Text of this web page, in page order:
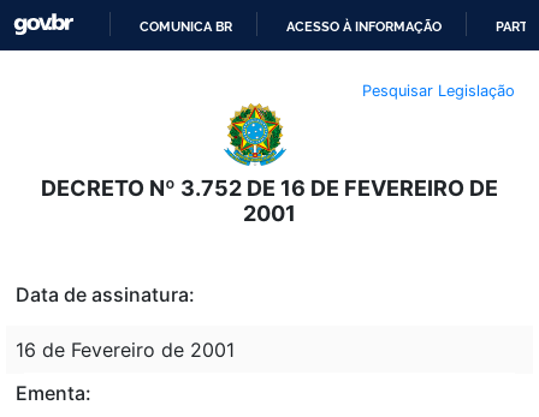
O
CONTEÚDO
COMUNICA BR ACESSO À INFORMAÇÃO
Pesquisar Legislação
DECRETO Nº 3.752 DE 16 DE FEVEREIRO DE
2001
Data de assinatura:
16 de Fevereiro de 2001
Ementa: